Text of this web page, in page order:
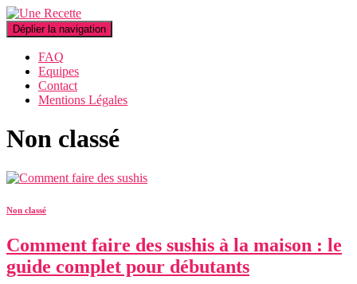
Déplier la navigation
FAQ
Equipes
Contact
Mentions Légales
Non classé
Non classé
Comment faire des sushis à la maison : le
guide complet pour débutants